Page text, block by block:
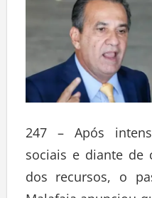
247 – Após
sociais e diante de
dos recursos, o